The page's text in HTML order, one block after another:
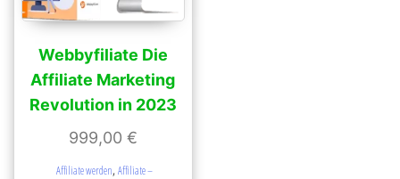
Webbyfiliate Die
Affiliate Marketing
Revolution in 2023
999,00 €
Affiliate werden,Affiliate –